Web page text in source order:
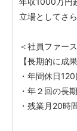
立場としてさ
＜社員ファー
【長期的に成
・年間休日
・年２回の長
・残業月20時